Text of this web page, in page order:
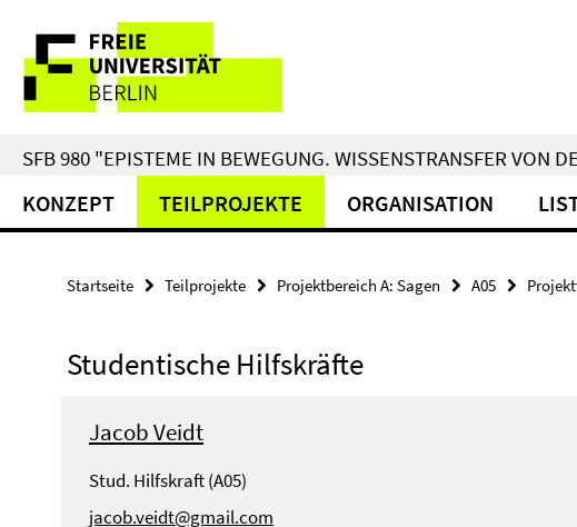
direkt
Inhalt
Service-
Navigation
SFB 980 "EPISTEME IN BEWEGUNG. WISSENSTRANSFER VON
KONZEPT TEILPROJEKTE ORGANISATION
Startseite Teilprojekte Projektbereich A: Sagen A05
Studentische Hilfskräfte
Jacob Veidt
Stud. Hilfskraft (A05)
jacob.veidt@gmail.com